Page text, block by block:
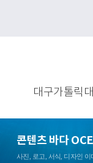
대구가톨릭
콘텐츠 바다
사진, 로고, 서식, 디자인 이